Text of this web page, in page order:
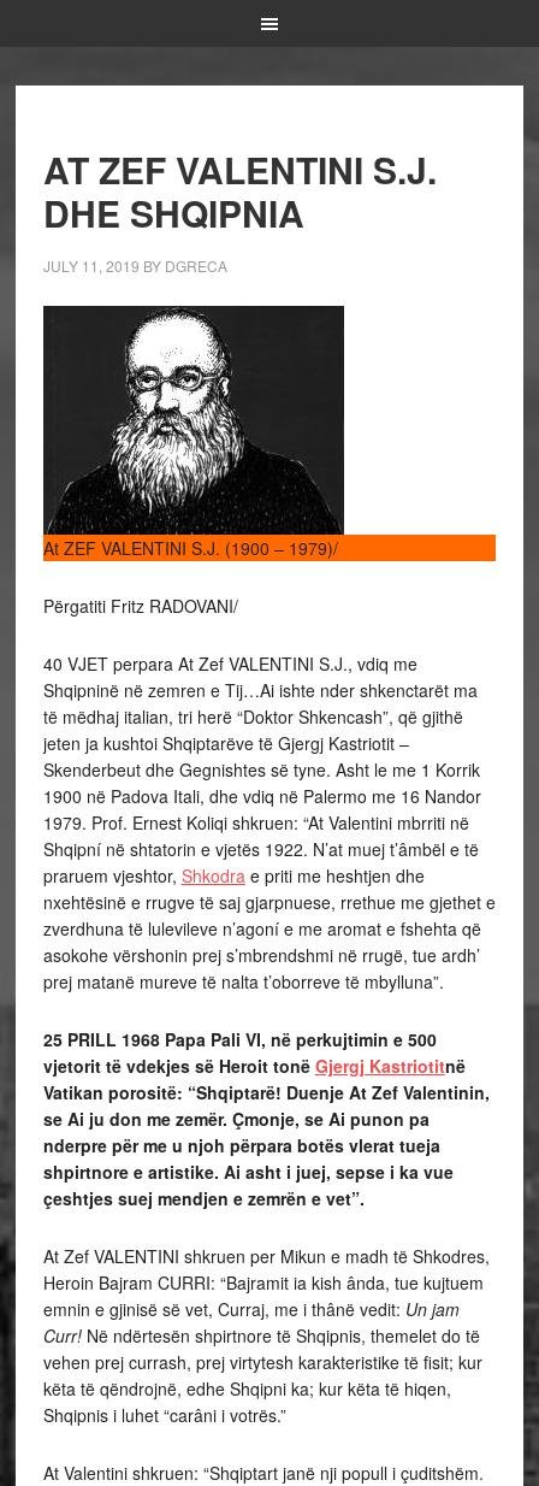
AT ZEF VALENTINI S.J.
DHE SHQIPNIA
JULY 11, 2019 BY DGRECA
At ZEF VALENTINI S.J. (1900 – 1979)/
Përgatiti Fritz RADOVANI/
40 VJET perpara At Zef VALENTINI S.J., vdiq me
Shqipninë në zemren e Tij…Ai ishte nder shkenctarët ma
të mëdhaj italian, tri herë “Doktor Shkencash”, që gjithë
jeten ja kushtoi Shqiptarëve të Gjergj Kastriotit –
Skenderbeut dhe Gegnishtes së tyne. Asht le me 1 Korrik
1900 në Padova Itali, dhe vdiq në Palermo me 16 Nandor
1979. Prof. Ernest Koliqi shkruen: “At Valentini mbrriti në
Shqipní në shtatorin e vjetës 1922. N’at muej t’âmbël e të
praruem vjeshtor, Shkodrae priti me heshtjen dhe
nxehtësinë e rrugve të saj gjarpnuese, rrethue me gjethet e
zverdhuna të lulevileve n’agoní e me aromat e fshehta që
asokohe vërshonin prej s’mbrendshmi në rrugë, tue ardh’
prej matanë mureve të nalta t’oborreve të mbylluna”.
25 PRILL 1968 Papa Pali VI, në perkujtimin e 500
vjetorit të vdekjes së Heroit tonë Gjergj Kastriotitnë
Vatikan porositë: “Shqiptarë! Duenje At Zef Valentinin,
se Ai ju don me zemër. Çmonje, se Ai punon pa
nderpre për me u njoh përpara botës vlerat tueja
shpirtnore e artistike. Ai asht i juej, sepse i ka vue
çeshtjes suej mendjen e zemrën e vet”.
At Zef VALENTINI shkruen per Mikun e madh të Shkodres,
Heroin Bajram CURRI: “Bajramit ia kish ânda, tue kujtuem
emnin e gjinisë së vet, Curraj, me i thânë vedit: Un jam
Curr! Në ndërtesën shpirtnore të Shqipnis, themelet do të
vehen prej currash, prej virtytesh karakteristike të fisit; kur
këta të qëndrojnë, edhe Shqipni ka; kur këta të hiqen,
Shqipnis i luhet “carâni i votrës.”
At Valentini shkruen: “Shqiptart janë nji popull i çuditshëm.